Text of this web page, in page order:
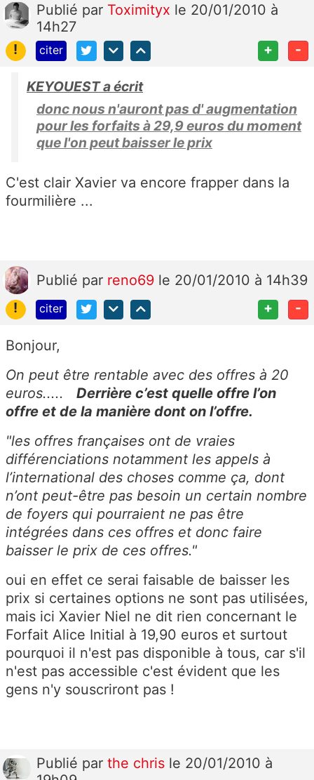
Publié par Toximityx le 20/01/2010 à
14h27
!
citer + -
KEYOUEST a écrit
donc nous n'auront pas d' augmentation
pour les forfaits à 29,9 euros du moment
que l'on peut baisser le prix
C'est clair Xavier va encore frapper dans la
fourmilière ...
Publié par reno69 le 20/01/2010 à 14h39
!
citer + -
Bonjour,
On peut être rentable avec des offres à 20
euros..... Derrière c’est quelle offre l’on
offre et de la manière dont on l’offre.
"les offres françaises ont de vraies
différenciations notamment les appels à
l’international des choses comme ça, dont
n’ont peut-être pas besoin un certain nombre
de foyers qui pourraient ne pas être
intégrées dans ces offres et donc faire
baisser le prix de ces offres."
oui en effet ce serai faisable de baisser les
prix si certaines options ne sont pas utilisées,
mais ici Xavier Niel ne dit rien concernant le
Forfait Alice Initial à 19,90 euros et surtout
pourquoi il n'est pas disponible à tous, car s'il
n'est pas accessible c'est évident que les
gens n'y souscriront pas !
Publié par the chris le 20/01/2010 à